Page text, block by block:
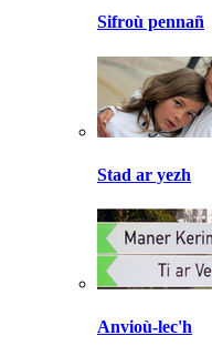
Sifroù pennañ
Stad ar yezh
Anvioù-lec'h